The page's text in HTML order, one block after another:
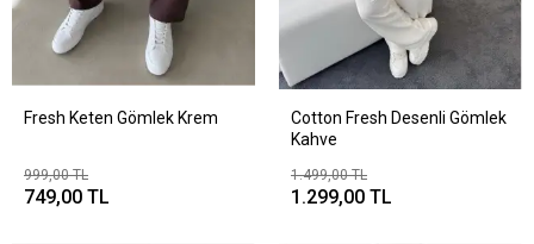
Fresh Keten Gömlek Krem
999,00 TL
749,00 TL
Cotton Fresh Desenli Gömlek
Kahve
1.499,00 TL
1.299,00 TL